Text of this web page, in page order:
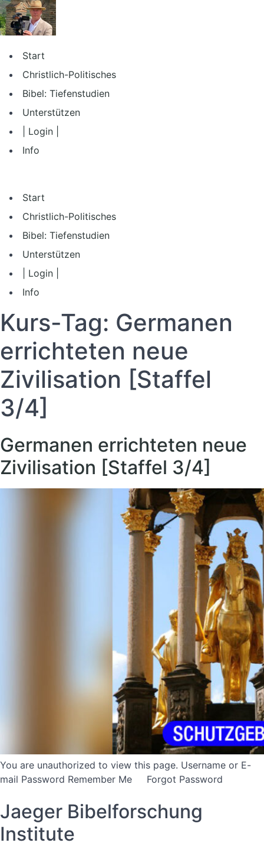
Zum
Inhalt
springen
Start
Christlich-Politisches
Bibel: Tiefenstudien
Unterstützen
| Login |
Info
Start
Christlich-Politisches
Bibel: Tiefenstudien
Unterstützen
| Login |
Info
Kurs-Tag: Germanen
errichteten neue
Zivilisation [Staffel
3/4]
Germanen errichteten neue
Zivilisation [Staffel 3/4]
You are unauthorized to view this page. Username or E-
mail Password Remember Me Forgot Password
Jaeger Bibelforschung
Institute